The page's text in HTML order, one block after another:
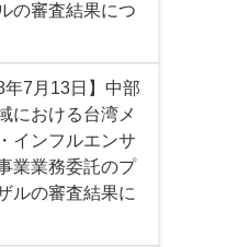
の審査結果につ
年7月13日】中部
における台湾メ
インフルエンサ
業業務委託のプ
ルの審査結果に